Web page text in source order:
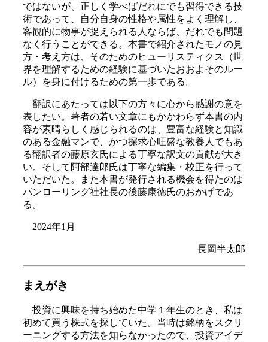
ではないが、正しく学べばだれにでも習得できる技
術であって、自分自身の性格や属性をよく理解し、
客観的に物事が捉えられる人ならば、だれでも問題
なく行うことができる。本書で紹介されたモノの見
方・考え方は、そのためのヒューリスティクス（世
界を理解するための経験に基づいたおおよそのルー
ル）を身に付けるための第一歩である。
翻訳にあたっては以下の方々に心から感謝の意を
表したい。著者の若い文章にもかかわらず本書の内
容が素晴らしく感じられるのは、豊富な経験と知識
のある金融マンで、かつ探求心旺盛な教養人でもあ
る翻訳者の藤原玄氏による丁寧な訳文の貢献が大き
い。そして阿部達郎氏は丁寧な編集・校正を行って
いただいた。また本書が発行される機会を得たのは
パンローリング社社長の後藤康徳氏のおかげであ
る。
2024年1月
長岡半太郎
まえがき
投資に興味を持ち始めた中学１年生のとき、私は
初めて買う株式を探していた。当時は銘柄をスクリ
ーニングする方法を知らなかったので、投資アイデ